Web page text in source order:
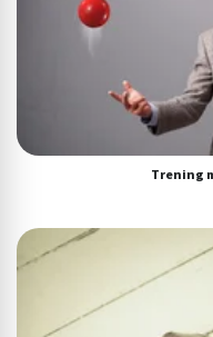
Trening